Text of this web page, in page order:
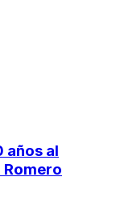
años al